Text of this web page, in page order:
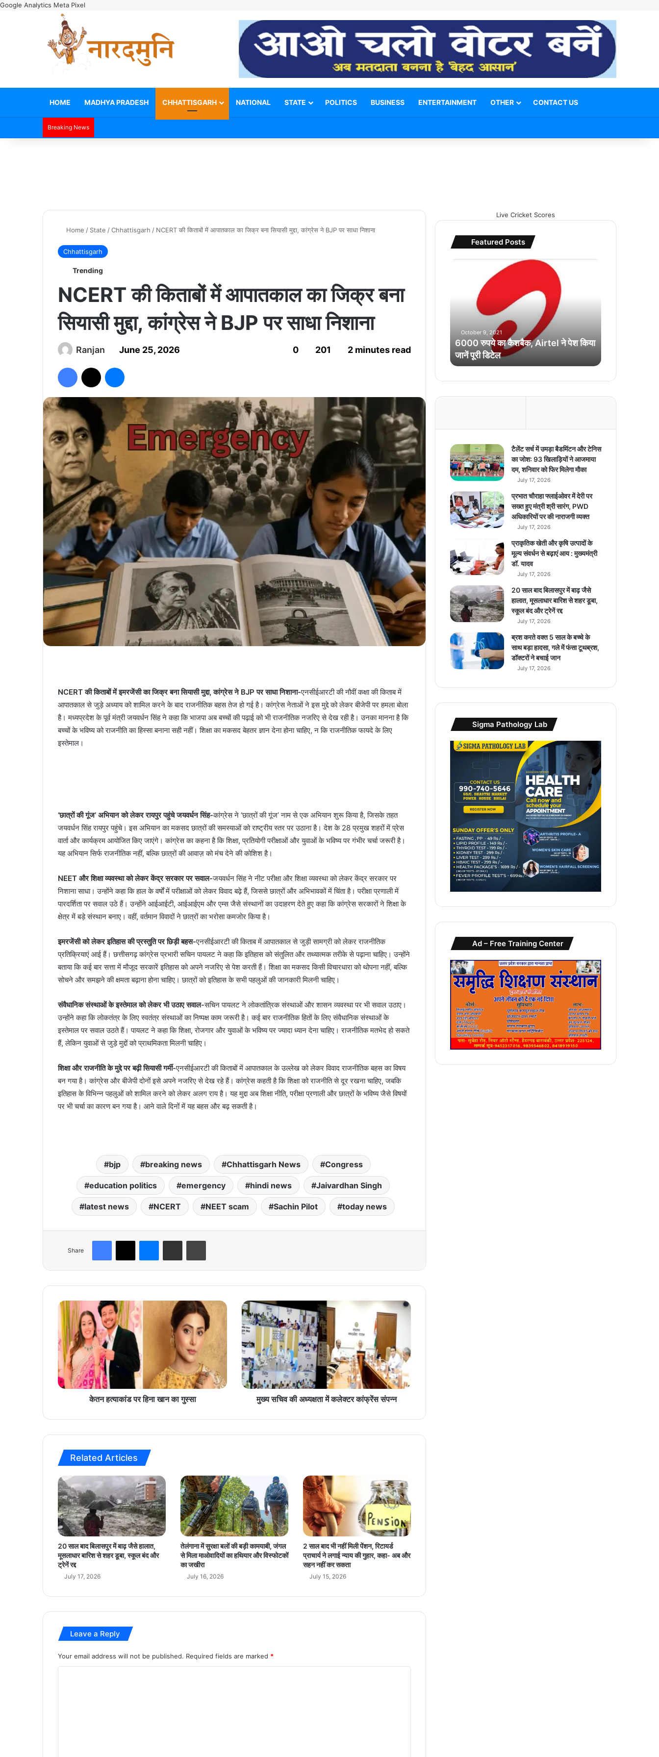
Google Analytics Meta Pixel
HOME MADHYA PRADESH CHHATTISGARH NATIONAL STATE POLITICS BUSINESS ENTERTAINMENT OTHER CONTACT US
Breaking News
Home / State /Chhattisgarh / NCERT की किताबों में आपातकाल का जिक्र बना सियासी मुद्दा, कांग्रेस ने BJP पर साधा निशाना
Chhattisgarh
Trending
NCERT की किताबों में आपातकाल का जिक्र बना
सियासी मुद्दा, कांग्रेस ने BJP पर साधा निशाना
Ranjan June 25, 2026 0 201 2 minutes read
NCERT की किताबों में इमरजेंसी का जिक्र बना सियासी मुद्दा, कांग्रेस ने BJP पर साधा निशाना-एनसीईआरटी की नौवीं कक्षा की किताब में
आपातकाल से जुड़े अध्याय को शामिल करने के बाद राजनीतिक बहस तेज हो गई है। कांग्रेस नेताओं ने इस मुद्दे को लेकर बीजेपी पर हमला बोला
है। मध्यप्रदेश के पूर्व मंत्री जयवर्धन सिंह ने कहा कि भाजपा अब बच्चों की पढ़ाई को भी राजनीतिक नजरिए से देख रही है। उनका मानना है कि
बच्चों के भविष्य को राजनीति का हिस्सा बनाना सही नहीं। शिक्षा का मकसद बेहतर ज्ञान देना होना चाहिए, न कि राजनीतिक फायदे के लिए
इस्तेमाल।
‘छात्रों की गूंज’ अभियान को लेकर रायपुर पहुंचे जयवर्धन सिंह-कांग्रेस ने ‘छात्रों की गूंज’ नाम से एक अभियान शुरू किया है, जिसके तहत
जयवर्धन सिंह रायपुर पहुंचे। इस अभियान का मकसद छात्रों की समस्याओं को राष्ट्रीय स्तर पर उठाना है। देश के 28 प्रमुख शहरों में प्रेस
वार्ता और कार्यक्रम आयोजित किए जाएंगे। कांग्रेस का कहना है कि शिक्षा, प्रतियोगी परीक्षाओं और युवाओं के भविष्य पर गंभीर चर्चा जरूरी है।
यह अभियान सिर्फ राजनीतिक नहीं, बल्कि छात्रों की आवाज़ को मंच देने की कोशिश है।
NEET और शिक्षा व्यवस्था को लेकर केंद्र सरकार पर सवाल-जयवर्धन सिंह ने नीट परीक्षा और शिक्षा व्यवस्था को लेकर केंद्र सरकार पर
निशाना साधा। उन्होंने कहा कि हाल के वर्षों में परीक्षाओं को लेकर विवाद बढ़े हैं, जिससे छात्रों और अभिभावकों में चिंता है। परीक्षा प्रणाली में
पारदर्शिता पर सवाल उठे हैं। उन्होंने आईआईटी, आईआईएम और एम्स जैसे संस्थानों का उदाहरण देते हुए कहा कि कांग्रेस सरकारों ने शिक्षा के
क्षेत्र में बड़े संस्थान बनाए। वहीं, वर्तमान विवादों ने छात्रों का भरोसा कमजोर किया है।
इमरजेंसी को लेकर इतिहास की प्रस्तुति पर छिड़ी बहस-एनसीईआरटी की किताब में आपातकाल से जुड़ी सामग्री को लेकर राजनीतिक
प्रतिक्रियाएं आई हैं। छत्तीसगढ़ कांग्रेस प्रभारी सचिन पायलट ने कहा कि इतिहास को संतुलित और तथ्यात्मक तरीके से पढ़ाना चाहिए। उन्होंने
बताया कि कई बार सत्ता में मौजूद सरकारें इतिहास को अपने नजरिए से पेश करती हैं। शिक्षा का मकसद किसी विचारधारा को थोपना नहीं, बल्कि
सोचने और समझने की क्षमता बढ़ाना होना चाहिए। छात्रों को इतिहास के सभी पहलुओं की जानकारी मिलनी चाहिए।
संवैधानिक संस्थाओं के इस्तेमाल को लेकर भी उठाए सवाल-सचिन पायलट ने लोकतांत्रिक संस्थाओं और शासन व्यवस्था पर भी सवाल उठाए।
उन्होंने कहा कि लोकतंत्र के लिए स्वतंत्र संस्थाओं का निष्पक्ष काम जरूरी है। कई बार राजनीतिक हितों के लिए संवैधानिक संस्थाओं के
इस्तेमाल पर सवाल उठते हैं। पायलट ने कहा कि शिक्षा, रोजगार और युवाओं के भविष्य पर ज्यादा ध्यान देना चाहिए। राजनीतिक मतभेद हो सकते
हैं, लेकिन युवाओं से जुड़े मुद्दों को प्राथमिकता मिलनी चाहिए।
शिक्षा और राजनीति के मुद्दे पर बढ़ी सियासी गर्मी-एनसीईआरटी की किताबों में आपातकाल के उल्लेख को लेकर विवाद राजनीतिक बहस का विषय
बन गया है। कांग्रेस और बीजेपी दोनों इसे अपने नजरिए से देख रहे हैं। कांग्रेस कहती है कि शिक्षा को राजनीति से दूर रखना चाहिए, जबकि
इतिहास के विभिन्न पहलुओं को शामिल करने को लेकर अलग राय है। यह मुद्दा अब शिक्षा नीति, परीक्षा प्रणाली और छात्रों के भविष्य जैसे विषयों
पर भी चर्चा का कारण बन गया है। आने वाले दिनों में यह बहस और बढ़ सकती है।
bjp breaking news Chhattisgarh News Congress
education politics emergency hindi news Jaivardhan Singh
latest news NCERT NEET scam Sachin Pilot today news
Share
के
ह
त्या
कां
ड
प
र
खा
स्सा
केतन हत्याकांड पर हिना खान का गुस्सा
मु
ख्य
स
चि
व
की
अ
ध्य
क्ष
क
स
सं
प
न्न
मुख्य सचिव की अध्यक्षता में कलेक्टर कांफ्रेंस संपन्न
Related Articles
20 साल बाद बिलासपुर में बाढ़ जैसे हालात,
मूसलाधार बारिश से शहर डूबा, स्कूल बंद और
ट्रेनें रद्द
July 17, 2026
तेलंगाना में सुरक्षा बलों की बड़ी कामयाबी, जंगल
से मिला माओवादियों का हथियार और विस्फोटकों
का जखीरा
July 16, 2026
2 साल बाद भी नहीं मिली पेंशन, रिटायर्ड
प्राचार्य ने लगाई न्याय की गुहार, कहा- अब और
सहन नहीं कर सकता
July 15, 2026
Leave a Reply
Your email address will not be published. Required fields are marked *
Live Cricket Scores
Featured Posts
बै
A
t
l
ने
पे
श
कि
या
जा
नें
डि
टे
ल
October 9, 2021
6000 रुपये का कैशबैक, Airtel ने पेश किया
जानें पूरी डिटेल
टैलेंट सर्च में उमड़ा बैडमिंटन और टेनिस
का जोश: 93 खिलाड़ियों ने आजमाया
दम, शनिवार को फिर मिलेगा मौका
July 17, 2026
प्रभात चौराहा फ्लाईओवर में देरी पर
सख्त हुए मंत्री श्री सारंग, PWD
अधिकारियों पर की नाराजगी व्यक्त
July 17, 2026
प्राकृतिक खेती और कृषि उत्पादों के
मूल्य संवर्धन से बढ़ाएं आय : मुख्यमंत्री
डॉ. यादव
July 17, 2026
20 साल बाद बिलासपुर में बाढ़ जैसे
हालात, मूसलाधार बारिश से शहर डूबा,
स्कूल बंद और ट्रेनें रद्द
July 17, 2026
ब्रश करते वक्त 5 साल के बच्चे के
साथ बड़ा हादसा, गले में फंसा टूथब्रश,
डॉक्टरों ने बचाई जान
July 17, 2026
Sigma Pathology Lab
Ad – Free Training Center